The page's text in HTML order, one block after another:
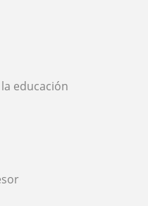
educación